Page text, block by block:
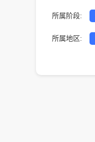
所属阶段:
所属地区: